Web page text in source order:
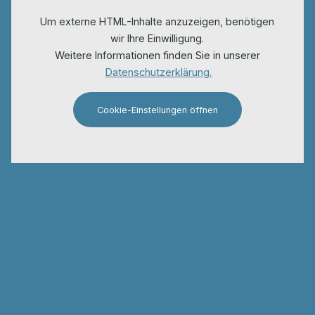
Um externe HTML-Inhalte anzuzeigen, benötigen
wir Ihre Einwilligung.
Weitere Informationen finden Sie in unserer
Datenschutzerklärung.
Cookie-Einstellungen öffnen